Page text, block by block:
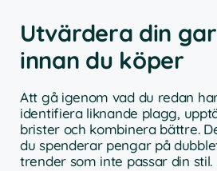
Utvärdera din
innan du köper
Att gå igenom vad du redan
identifiera liknande plagg,
brister och kombinera bättre.
du spenderar pengar på
trender som inte passar din stil.